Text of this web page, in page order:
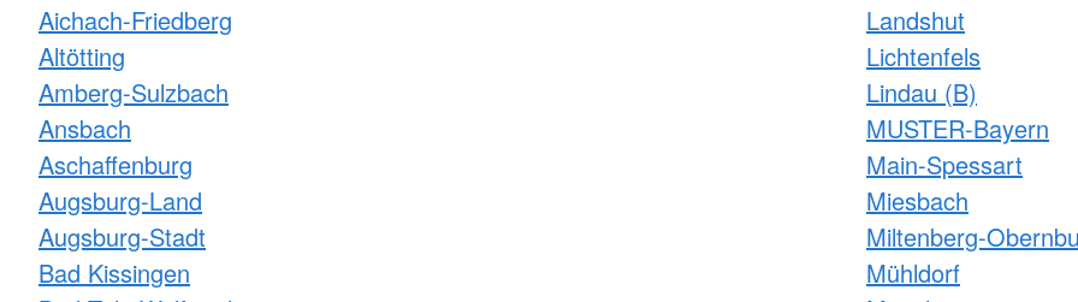
Aichach-Friedberg
Altötting
Amberg-Sulzbach
Ansbach
Aschaffenburg
Augsburg-Land
Augsburg-Stadt
Bad Kissingen
Landshut
Lichtenfels
Lindau (B)
MUSTER-Bayern
Main-Spessart
Miesbach
Miltenberg-
Mühldorf